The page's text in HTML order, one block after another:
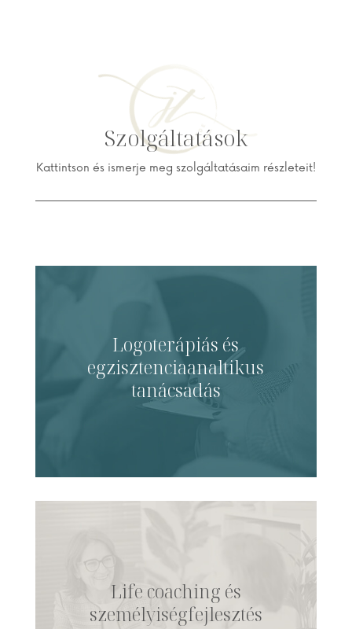
Szolgáltatások
Kattintson és ismerje meg szolgáltatásaim részleteit!
Logoterápiás és
egzisztenciaanaltikus
tanácsadás
Life coaching és
személyiségfejlesztés